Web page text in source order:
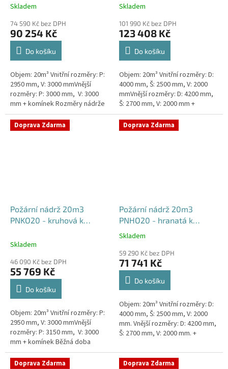
Skladem
74 590 Kč bez DPH
90 254 Kč
Do košíku
Objem: 20m³ Vnitřní rozměry: P:
2950 mm, V: 3000 mmVnější
rozměry: P: 3000 mm, V: 3000
mm + komínek Rozměry nádrže
možno jakkoliv upravit -
vyrobíme nádrž na míru!Nádrž...
Skladem
101 990 Kč bez DPH
123 408 Kč
Do košíku
Objem: 20m³ Vnitřní rozměry: D:
4000 mm, Š: 2500 mm, V: 2000
mmVnější rozměry: D: 4200 mm,
Š: 2700 mm, V: 2000 mm +
komínek Běžná doba dodání 2-3
týdny od objednávky. Rozměry...
Doprava Zdarma
Požární nádrž 20m3
PNKO20 - kruhová k
Skladem
46 090 Kč bez DPH
55 769 Kč
Do košíku
Objem: 20m³ Vnitřní rozměry: P:
2950 mm, V: 3000 mmVnější
rozměry: P: 3150 mm, V: 3000
mm + komínek Běžná doba
dodání 2-3 týdny od objednávky.
Rozměry nádrže možno...
Doprava Zdarma
Požární nádrž 20m3
PNHO20 - hranatá k
obetonování
Průměrné
produktu
je
5,0
hvězdiček.
Skladem
59 290 Kč bez DPH
71 741 Kč
Do košíku
Objem: 20m³ Vnitřní rozměry: D:
4000 mm, Š: 2500 mm, V: 2000
mm. Vnější rozměry: D: 4200 mm,
Š: 2700 mm, V: 2000 mm. +
týdny od objednávky....
Doprava Zdarma Doprava Zdarma